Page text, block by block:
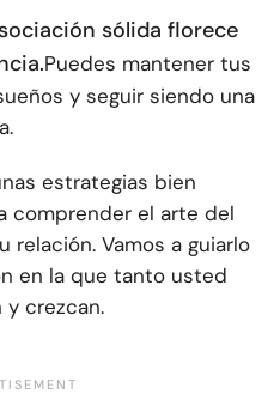
sólida florece
Puedes mantener tus
y seguir siendo una
estrategias bien
comprender el arte del
relación. Vamos a guiarlo
en la que tanto usted
y crezcan.